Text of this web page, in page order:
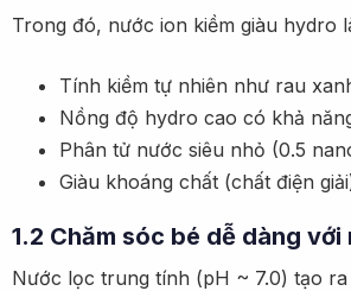
Trong đó, nước ion kiềm giàu hydro
Tính kiềm tự nhiên như rau
Nồng độ hydro cao có khả
Phân tử nước siêu nhỏ (0.5
Giàu khoáng chất (chất điện
1.2 Chăm sóc bé dễ dàng
Nước lọc trung tính (pH ~ 7.0) tạo